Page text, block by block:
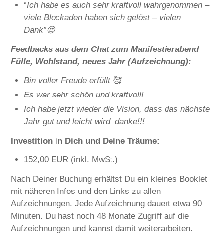
“Ich habe es auch sehr kraftvoll wahrgenommen –
viele Blockaden haben sich gelöst – vielen
Dank”😍
Feedbacks aus dem Chat zum Manifestierabend
Fülle, Wohlstand, neues Jahr (Aufzeichnung):
Bin voller Freude erfüllt 🥰
Es war sehr schön und kraftvoll!
Ich habe jetzt wieder die Vision, dass das nächste
Jahr gut und leicht wird, danke!!!
Investition in Dich und Deine Träume:
152,00 EUR (inkl. MwSt.)
Nach Deiner Buchung erhältst Du ein kleines Booklet
mit näheren Infos und den Links zu allen
Aufzeichnungen. Jede Aufzeichnung dauert etwa 90
Minuten. Du hast noch 48 Monate Zugriff auf die
Aufzeichnungen und kannst damit weiterarbeiten.